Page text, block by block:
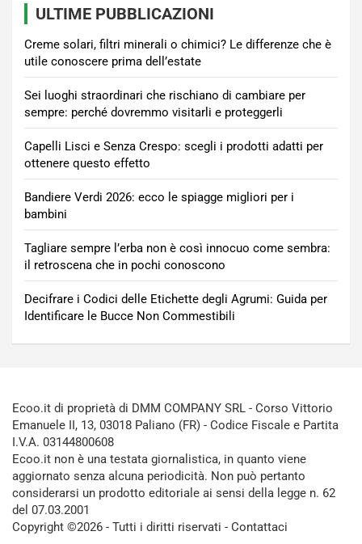
ULTIME PUBBLICAZIONI
Creme solari, filtri minerali o chimici? Le differenze che è
utile conoscere prima dell’estate
Sei luoghi straordinari che rischiano di cambiare per
sempre: perché dovremmo visitarli e proteggerli
Capelli Lisci e Senza Crespo: scegli i prodotti adatti per
ottenere questo effetto
Bandiere Verdi 2026: ecco le spiagge migliori per i
bambini
Tagliare sempre l’erba non è così innocuo come sembra:
il retroscena che in pochi conoscono
Decifrare i Codici delle Etichette degli Agrumi: Guida per
Identificare le Bucce Non Commestibili
Ecoo.it di proprietà di DMM COMPANY SRL - Corso Vittorio
Emanuele II, 13, 03018 Paliano (FR) - Codice Fiscale e Partita
I.V.A. 03144800608
Ecoo.it non è una testata giornalistica, in quanto viene
aggiornato senza alcuna periodicità. Non può pertanto
considerarsi un prodotto editoriale ai sensi della legge n. 62
del 07.03.2001
Copyright ©2026 - Tutti i diritti riservati - Contattaci